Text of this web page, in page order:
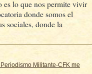
es lo que nos permite vivir
donde somos el
sociales, donde la
Militante-CFK me